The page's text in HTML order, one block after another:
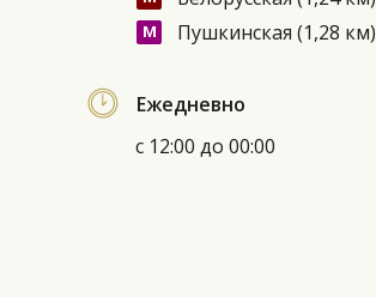
Пушкинская (1,28 км)
м
Ежедневно
с 12:00 до 00:00